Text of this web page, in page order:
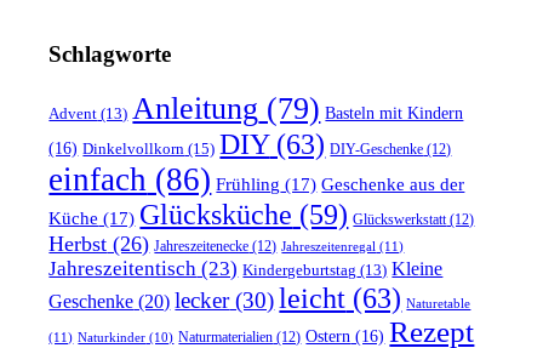
Schlagworte
Advent (13) Anleitung (79) Basteln mit Kindern
(16) Dinkelvollkorn (15) DIY(63) DIY-Geschenke (12)
einfach (86) Frühling (17) Geschenke aus der
Küche (17) Glücksküche (59) Glückswerkstatt (12)
Herbst (26) Jahreszeitenecke (12) Jahreszeitenregal (11)
Jahreszeitentisch (23) Kindergeburtstag (13) Kleine
Geschenke (20) lecker(30) leicht (63) Naturetable
(11) Naturkinder (10) Naturmaterialien (12) Ostern (16) Rezept